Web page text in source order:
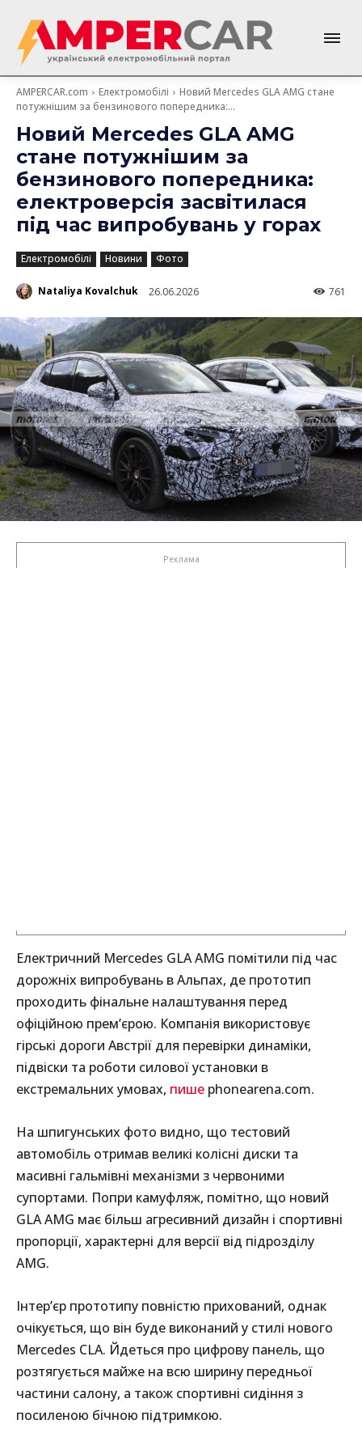
AMPERCAR.com Електромобілі
Новий Mercedes GLA AMG стане
потужнішим за бензинового попередника:...
Новий Mercedes GLA AMG
стане потужнішим за
бензинового попередника:
електроверсія засвітилася
під час випробувань у горах
Електромобілі Новини Фото
Nataliya Kovalchuk 26.06.2026 761
Електричний Mercedes GLA AMG помітили під час
дорожніх випробувань в Альпах, де прототип
проходить фінальне налаштування перед
офіційною прем’єрою. Компанія використовує
гірські дороги Австрії для перевірки динаміки,
підвіски та роботи силової установки в
екстремальних умовах, пише phonearena.com.
На шпигунських фото видно, що тестовий
автомобіль отримав великі колісні диски та
масивні гальмівні механізми з червоними
супортами. Попри камуфляж, помітно, що новий
GLA AMG має більш агресивний дизайн і спортивні
пропорції, характерні для версії від підрозділу
AMG.
Інтер’єр прототипу повністю прихований, однак
очікується, що він буде виконаний у стилі нового
Mercedes CLA. Йдеться про цифрову панель, що
розтягується майже на всю ширину передньої
частини салону, а також спортивні сидіння з
посиленою бічною підтримкою.